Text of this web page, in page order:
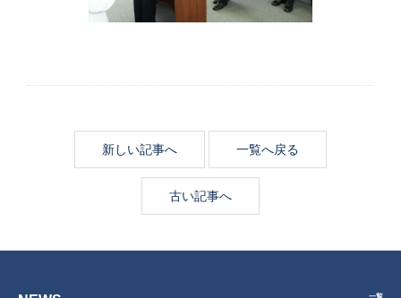
新しい記事へ 一覧へ戻る
古い記事へ